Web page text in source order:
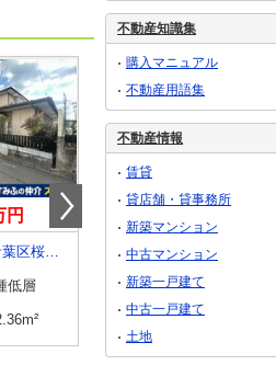
円
宮城県仙台市青葉区桜ケ丘１
低層 用途地域 ２種住居
土地面積 588.91m²
不動産知識集
購入マニュアル
不動産用語集
不動産情報
賃貸
貸店舗・貸事務所
新築マンション
中古マンション
新築一戸建て
中古一戸建て
土地